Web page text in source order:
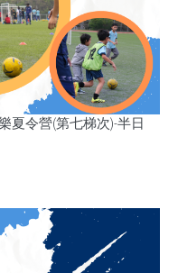
夏令營(第七梯次)-半日